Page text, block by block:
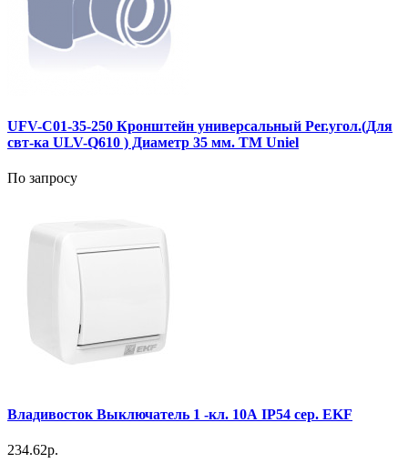
UFV-C01-35-250 Кронштейн универсальный Рег.угол.(Для
свт-ка ULV-Q610 ) Диаметр 35 мм. TM Uniel
По запросу
Владивосток Выключатель 1 -кл. 10А IP54 сер. EKF
234.62р.